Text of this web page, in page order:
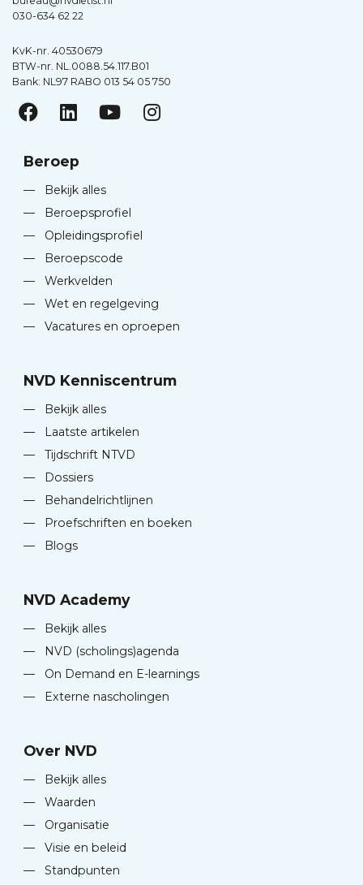
030-634 62 22
KvK-nr. 40530679
BTW-nr. NL.0088.54.117.B01
Bank: NL97 RABO 013 54 05 750
Beroep
—
Bekijk alles
—
Beroepsprofiel
—
Opleidingsprofiel
—
Beroepscode
—
Werkvelden
—
Wet en regelgeving
—
Vacatures en oproepen
NVD Kenniscentrum
—
Bekijk alles
—
Laatste artikelen
—
Tijdschrift NTVD
—
Dossiers
—
Behandelrichtlijnen
—
Proefschriften en boeken
—
Blogs
NVD Academy
—
Bekijk alles
—
NVD (scholings)agenda
—
On Demand en E-learnings
—
Externe nascholingen
Over NVD
—
Bekijk alles
—
Waarden
—
Organisatie
—
Visie en beleid
—
Standpunten